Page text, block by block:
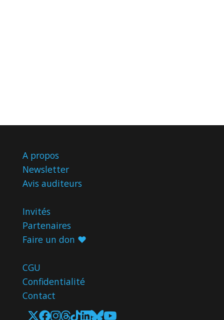
A propos
Newsletter
Avis auditeurs
Invités
Partenaires
Faire un don ♥️
CGU
Confidentialité
Contact